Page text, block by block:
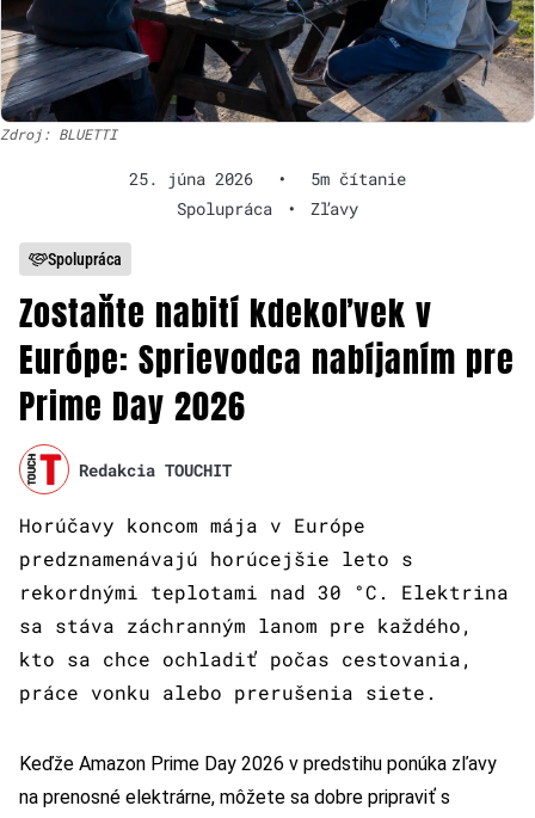
Zdroj: BLUETTI
25. júna 2026 •
5m čítanie
Spolupráca
• Zľavy
Spolupráca
Zostaňte nabití kdekoľvek v
Európe: Sprievodca nabíjaním pre
Prime Day 2026
Redakcia TOUCHIT
Horúčavy koncom mája v Európe
predznamenávajú horúcejšie leto s
rekordnými teplotami nad 30 °C. Elektrina
sa stáva záchranným lanom pre každého,
kto sa chce ochladiť počas cestovania,
práce vonku alebo prerušenia siete.
Keďže Amazon Prime Day 2026 v predstihu ponúka zľavy
na prenosné elektrárne, môžete sa dobre pripraviť s